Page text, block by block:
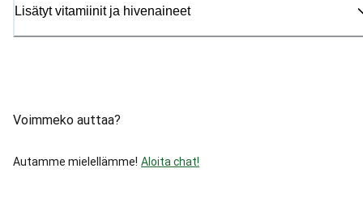
Lisätyt vitamiinit ja hivenaineet
Voimmeko auttaa?
Autamme mielellämme! Aloita chat!